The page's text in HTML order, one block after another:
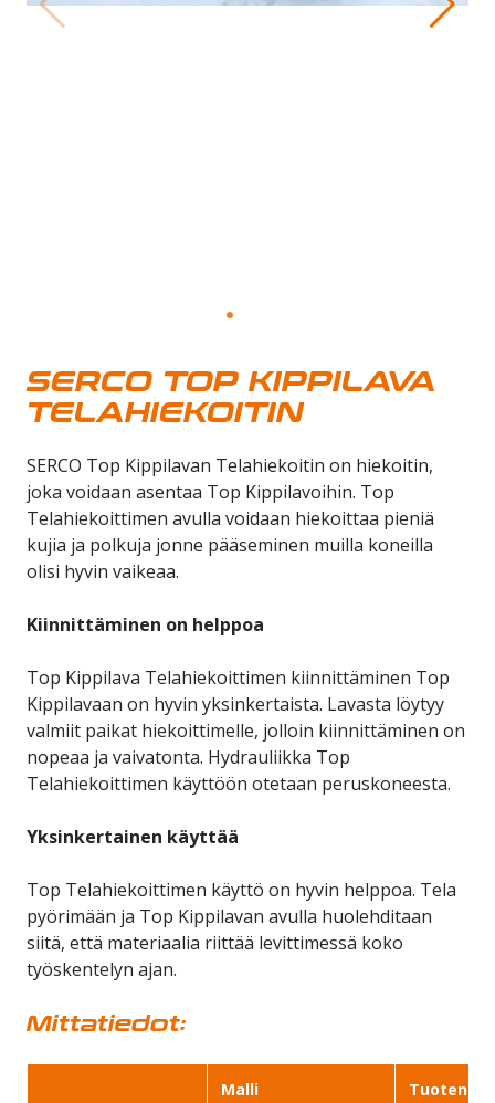
SERCO TOP KIPPILAVA
TELAHIEKOITIN
SERCO Top Kippilavan Telahiekoitin on hiekoitin,
joka voidaan asentaa Top Kippilavoihin. Top
Telahiekoittimen avulla voidaan hiekoittaa pieniä
kujia ja polkuja jonne pääseminen muilla koneilla
olisi hyvin vaikeaa.
Kiinnittäminen on helppoa
Top Kippilava Telahiekoittimen kiinnittäminen Top
Kippilavaan on hyvin yksinkertaista. Lavasta löytyy
valmiit paikat hiekoittimelle, jolloin kiinnittäminen on
nopeaa ja vaivatonta. Hydrauliikka Top
Telahiekoittimen käyttöön otetaan peruskoneesta.
Yksinkertainen käyttää
Top Telahiekoittimen käyttö on hyvin helppoa. Tela
pyörimään ja Top Kippilavan avulla huolehditaan
siitä, että materiaalia riittää levittimessä koko
työskentelyn ajan.
Mittatiedot:
Malli